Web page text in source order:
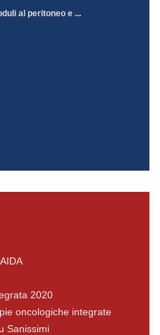
al peritoneo e ...
2020
oncologiche integrate
Sanissimi